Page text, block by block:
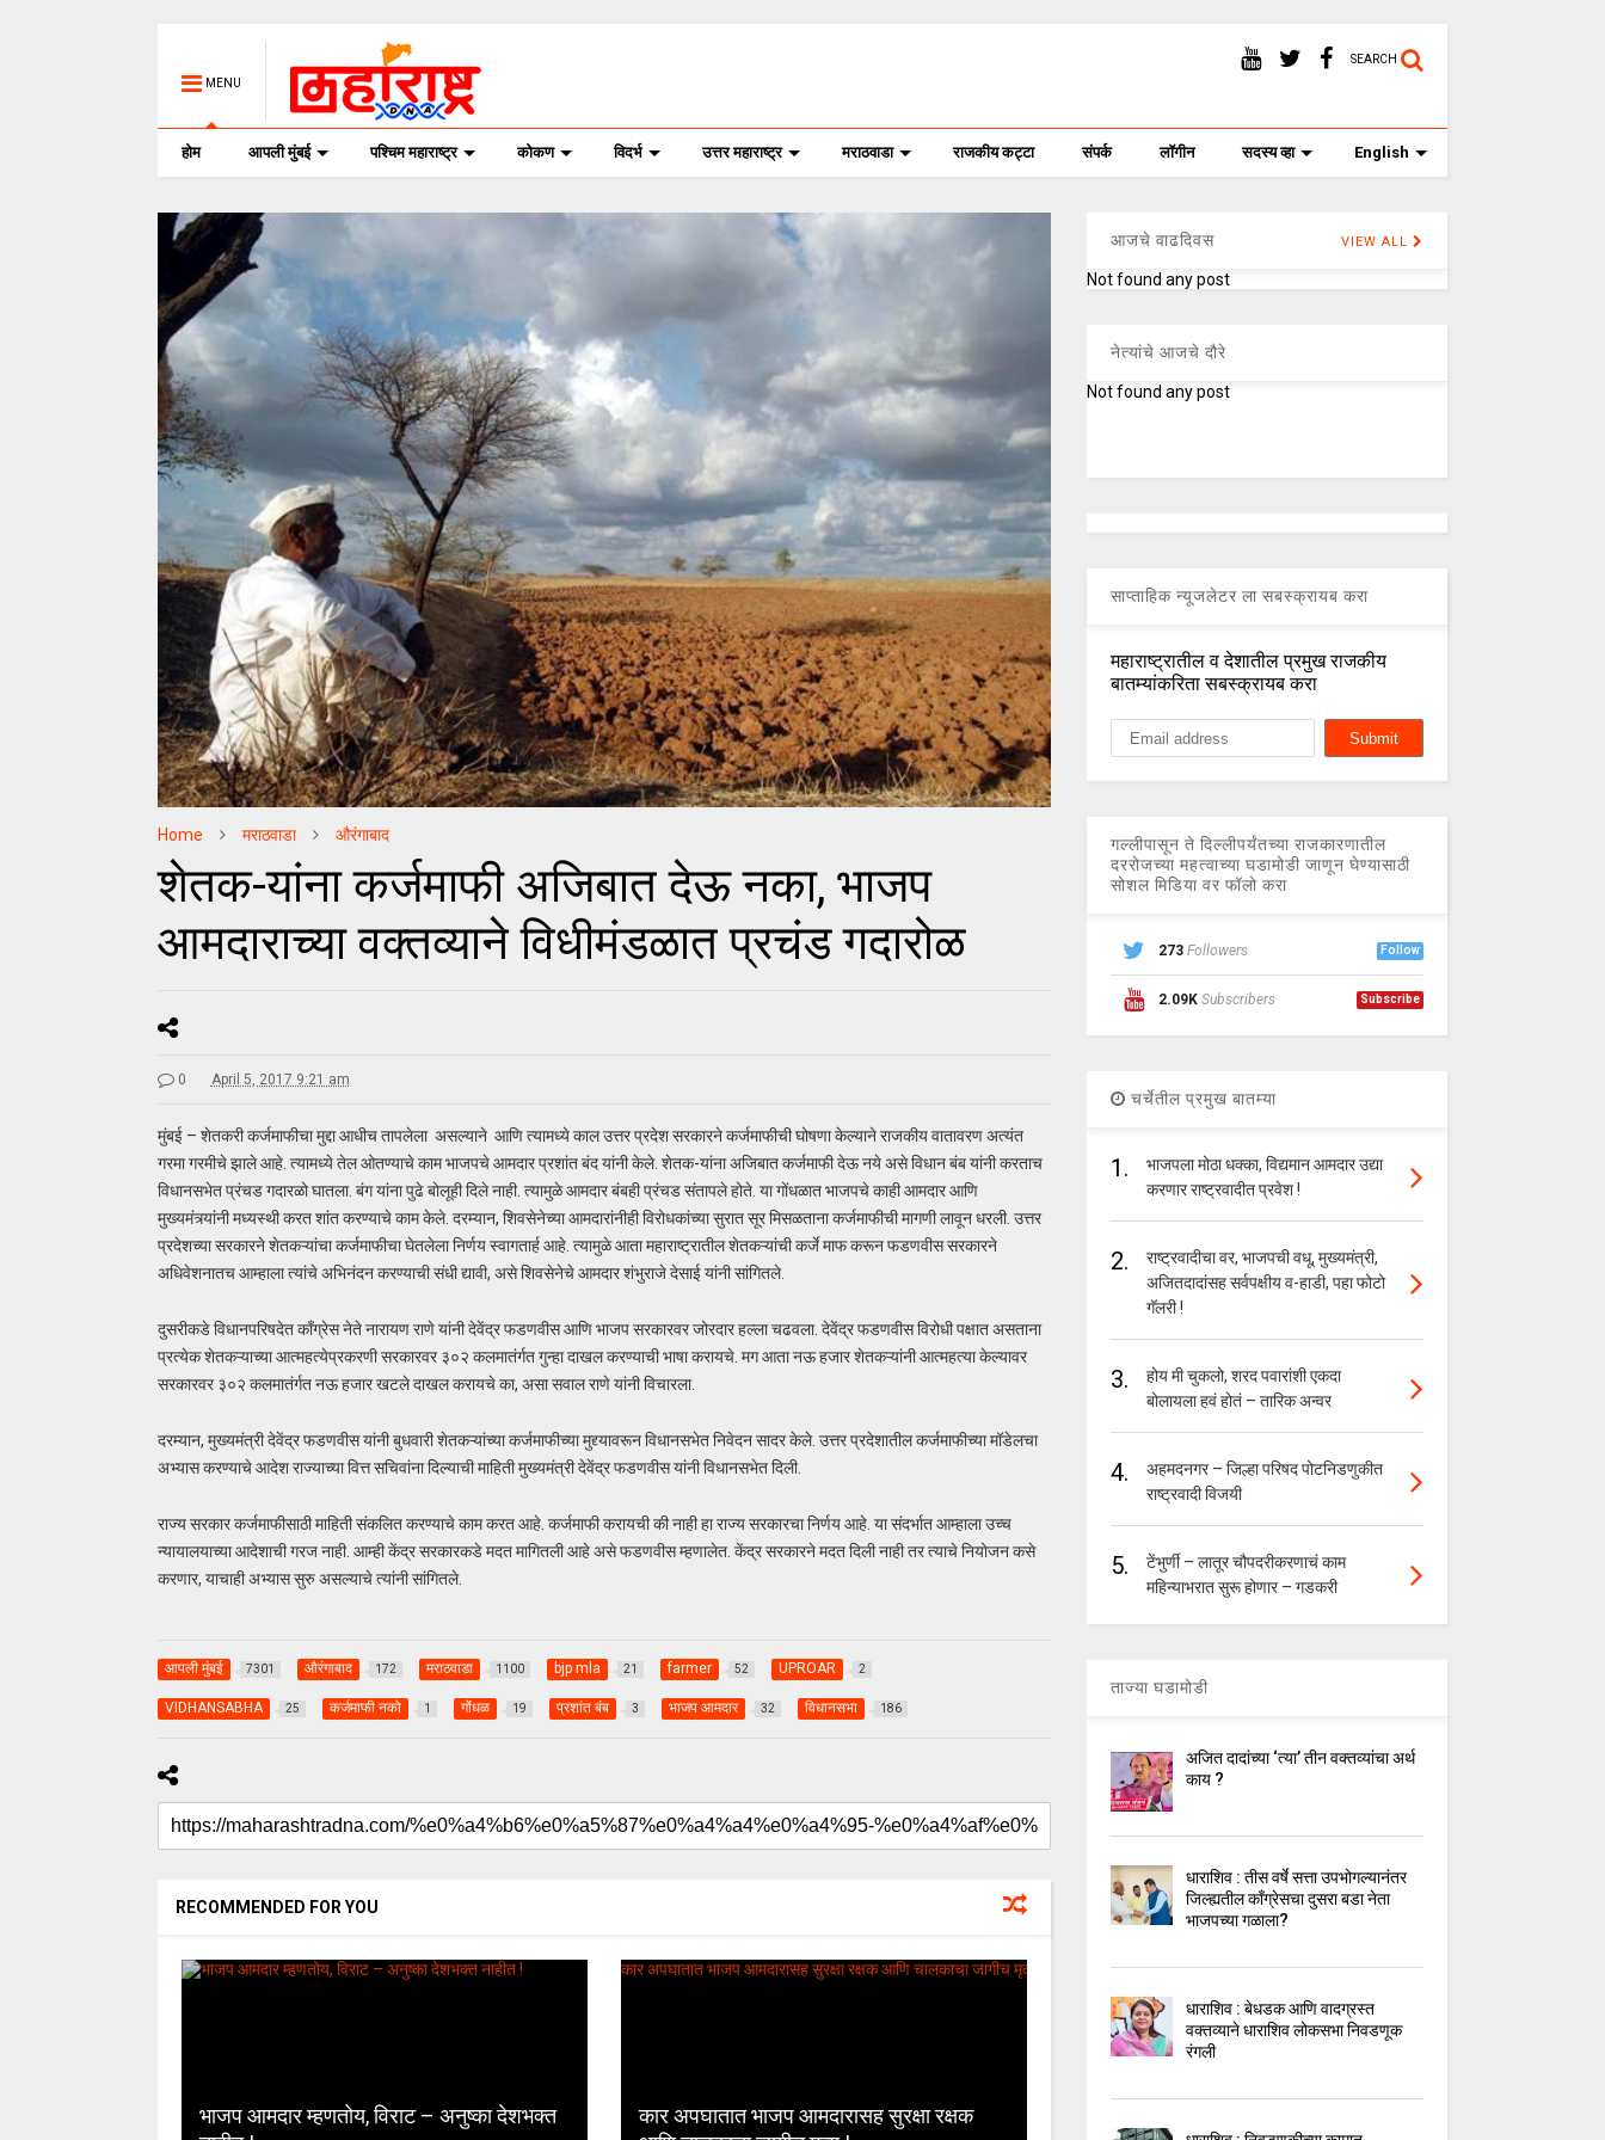
MENU
SEARCH
होम आपली मुंबई पश्चिम महाराष्ट्र कोकण विदर्भ उत्तर महाराष्ट्र मराठवाडा राजकीय कट्टा संपर्क लॉगीन सदस्य व्हा English
Home मराठवाडा औरंगाबाद
शेतक-यांना कर्जमाफी अजिबात देऊ नका, भाजप
आमदाराच्या वक्तव्याने विधीमंडळात प्रचंड गदारोळ
0 April 5, 2017 9:21 am
मुंबई – शेतकरी कर्जमाफीचा मुद्दा आधीच तापलेला असल्याने आणि त्यामध्ये काल उत्तर प्रदेश सरकारने कर्जमाफीची घोषणा केल्याने राजकीय वातावरण अत्यंत
गरमा गरमीचे झाले आहे. त्यामध्ये तेल ओतण्याचे काम भाजपचे आमदार प्रशांत बंद यांनी केले. शेतक-यांना अजिबात कर्जमाफी देऊ नये असे विधान बंब यांनी करताच
विधानसभेत प्रंचड गदारळो घातला. बंग यांना पुढे बोलूही दिले नाही. त्यामुळे आमदार बंबही प्रंचड संतापले होते. या गोंधळात भाजपचे काही आमदार आणि
मुख्यमंत्र्यांनी मध्यस्थी करत शांत करण्याचे काम केले. दरम्यान, शिवसेनेच्या आमदारांनीही विरोधकांच्या सुरात सूर मिसळताना कर्जमाफीची मागणी लावून धरली. उत्तर
प्रदेशच्या सरकारने शेतकऱ्यांचा कर्जमाफीचा घेतलेला निर्णय स्वागतार्ह आहे. त्यामुळे आता महाराष्ट्रातील शेतकऱ्यांची कर्जे माफ करून फडणवीस सरकारने
अधिवेशनातच आम्हाला त्यांचे अभिनंदन करण्याची संधी द्यावी, असे शिवसेनेचे आमदार शंभुराजे देसाई यांनी सांगितले.
दुसरीकडे विधानपरिषदेत काँग्रेस नेते नारायण राणे यांनी देवेंद्र फडणवीस आणि भाजप सरकारवर जोरदार हल्ला चढवला. देवेंद्र फडणवीस विरोधी पक्षात असताना
प्रत्येक शेतकऱ्याच्या आत्महत्येप्रकरणी सरकारवर ३०२ कलमातंर्गत गुन्हा दाखल करण्याची भाषा करायचे. मग आता नऊ हजार शेतकऱ्यांनी आत्महत्या केल्यावर
सरकारवर ३०२ कलमातंर्गत नऊ हजार खटले दाखल करायचे का, असा सवाल राणे यांनी विचारला.
दरम्यान, मुख्यमंत्री देवेंद्र फडणवीस यांनी बुधवारी शेतकऱ्यांच्या कर्जमाफीच्या मुद्द्यावरून विधानसभेत निवेदन सादर केले. उत्तर प्रदेशातील कर्जमाफीच्या मॉडेलचा
अभ्यास करण्याचे आदेश राज्याच्या वित्त सचिवांना दिल्याची माहिती मुख्यमंत्री देवेंद्र फडणवीस यांनी विधानसभेत दिली.
राज्य सरकार कर्जमाफीसाठी माहिती संकलित करण्याचे काम करत आहे. कर्जमाफी करायची की नाही हा राज्य सरकारचा निर्णय आहे. या संदर्भात आम्हाला उच्च
न्यायालयाच्या आदेशाची गरज नाही. आम्ही केंद्र सरकारकडे मदत मागितली आहे असे फडणवीस म्हणालेत. केंद्र सरकारने मदत दिली नाही तर त्याचे नियोजन कसे
करणार, याचाही अभ्यास सुरु असल्याचे त्यांनी सांगितले.
आपली मुंबई 7301 औरंगाबाद 172 मराठवाडा 1100 bjp mla 21 farmer 52 UPROAR 2
VIDHANSABHA 25 कर्जमाफी नको 1 गोंंधळ 19 प्रशांत बंब 3 भाजप आमदार 32 विधानसभा 186
RECOMMENDED FOR YOU
भाजप आमदार म्हणतोय, विराट – अनुष्का देशभक्त
कार अपघातात भाजप आमदारासह सुरक्षा रक्षक
आजचे वाढदिवस VIEW ALL
Not found any post
नेत्यांचे आजचे दौरे
Not found any post
साप्ताहिक न्यूजलेटर ला सबस्क्रायब करा
महाराष्ट्रातील व देशातील प्रमुख राजकीय
बातम्यांकरिता सबस्क्रायब करा
गल्लीपासून ते दिल्लीपर्यंतच्या राजकारणातील
दररोजच्या महत्वाच्या घडामोडी जाणून घेण्यासाठी
सोशल मिडिया वर फॉलो करा
273 Followers Follow
2.09K Subscribers Subscribe
चर्चेतील प्रमुख बातम्या
1.
भाजपला मोठा धक्का, विद्यमान आमदार उद्या
करणार राष्ट्रवादीत प्रवेश !
2.
राष्ट्रवादीचा वर, भाजपची वधू, मुख्यमंत्री,
अजितदादांसह सर्वपक्षीय व-हाडी, पहा फोटो
गॅलरी !
3.
होय मी चुकलो, शरद पवारांशी एकदा
बोलायला हवं होतं – तारिक अन्वर
4.
अहमदनगर – जिल्हा परिषद पोटनिडणुकीत
राष्ट्रवादी विजयी
5.
टेंभुर्णी – लातूर चौपदरीकरणाचं काम
महिन्याभरात सुरू होणार – गडकरी
ताज्या घडामोडी
अजित दादांच्या ‘त्या’ तीन वक्तव्यांचा अर्थ
काय ?
धाराशिव : तीस वर्षे सत्ता उपभोगल्यानंतर
जिल्ह्यतील कॉंग्रेसचा दुसरा बडा नेता
भाजपच्या गळाला?
धाराशिव : बेधडक आणि वादग्रस्त
वक्तव्याने धाराशिव लोकसभा निवडणूक
रंगली